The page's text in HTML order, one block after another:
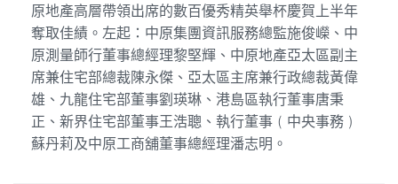
原地產高層帶領出席的數百優秀精英舉杯慶賀上半年
奪取佳績。左起：中原集團資訊服務總監施俊嶸、中
原測量師行董事總經理黎堅輝、中原地產亞太區副主
席兼住宅部總裁陳永傑、亞太區主席兼行政總裁黃偉
雄、九龍住宅部董事劉瑛琳、港島區執行董事唐秉
正、新界住宅部董事王浩聰、執行董事 ( 中央事務 )
蘇丹莉及中原工商舖董事總經理潘志明。